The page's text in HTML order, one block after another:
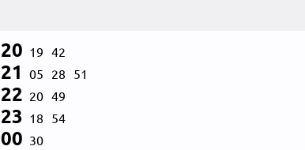
20 19 42
21 05 28 51
22 20 49
23 18 54
00 30